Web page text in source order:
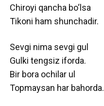
Chiroyi qancha bo‘lsa
Tikoni ham shunchadir.
Sevgi nima sevgi gul
Gulki tengsiz iforda.
Bir bora ochilar ul
Topmaysan har bahorda.